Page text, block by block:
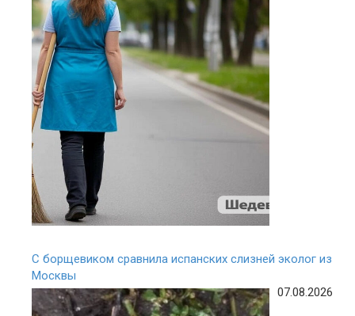
С борщевиком сравнила испанских слизней эколог из
Москвы
07.08.2026